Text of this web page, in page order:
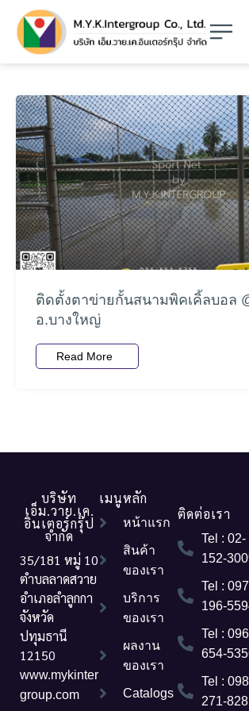
ติดตั้งตาข่ายกั้นสนามพิคเคิ้ลบอล
อ.บางใหญ่
Read More
บริษัท
เอ็ม.วาย.เค.
อินเตอร์กรุ๊ป
จำกัด
35/181 หมู่ 10
ตำบลลาดสวาย
อำเภอลำลูกกา
จังหวัด
ปทุมธานี
12150
www.mykinter
group.com
เมนูหลัก
หน้าแรก
สินค้า
ของเรา
บริการ
ของเรา
ผลงาน
ของเรา
Catalogs
ติดต่อเรา
Tel : 02-
152-
Tel :
196-
Tel :
654-
Tel :
271-